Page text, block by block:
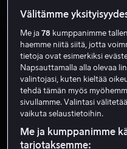
Idioten
6.1 Draama 2023
HD
Välitämme
Me ja78 kumppanimme
haemme niitä siitä, jotta
tietoja ovat esimerkiksi
Napsauttamalla alla olevaa
valintojasi, kuten kieltää
tehdä tämän myös
sivullamme. Valintasi
vaikuta selaustietoihin.
Me ja kumppanimme
tarjotaksemme: